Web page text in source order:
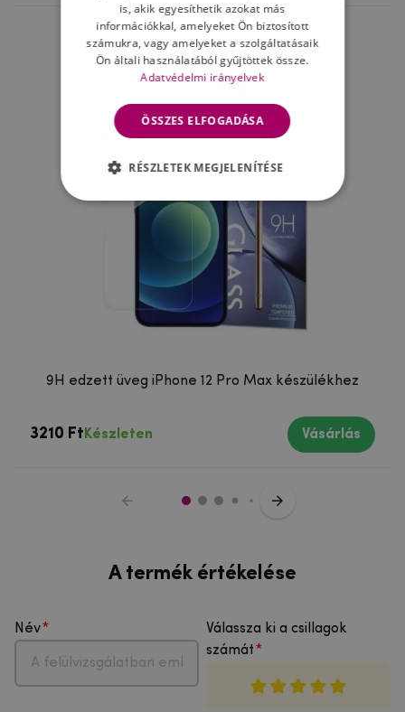
Ne felejtsd el
9H edzett üveg iPhone 12 Pro Max készülékhez
3210 Ft Készleten Vásárlás
A termék értékelése
Név
Válassza ki a csillagok
számát
is, akik egyesíthetik azokat más
információkkal, amelyeket Ön biztosított
számukra, vagy amelyeket a szolgáltatásaik
Ön általi használatából gyűjtöttek össze.
Adatvédelmi irányelvek
ÖSSZES ELFOGADÁSA
RÉSZLETEK MEGJELENÍTÉSE